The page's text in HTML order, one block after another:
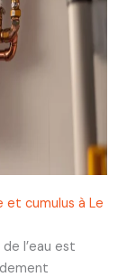
et cumulus à Le
l’eau est